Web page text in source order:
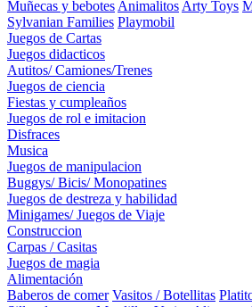
Muñecas y bebotes Animalitos Arty Toys
Sylvanian Families Playmobil
Juegos de Cartas
Juegos didacticos
Autitos/ Camiones/Trenes
Juegos de ciencia
Fiestas y cumpleaños
Juegos de rol e imitacion
Disfraces
Musica
Juegos de manipulacion
Buggys/ Bicis/ Monopatines
Juegos de destreza y habilidad
Minigames/ Juegos de Viaje
Construccion
Carpas / Casitas
Juegos de magia
Alimentación
Baberos de comer Vasitos / Botellitas